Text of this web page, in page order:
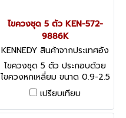
ไขควงชุด 5 ตัว KEN-572-
9886K
KENNEDY สินค้าจากประเทศอัง
กฤษ-1
ไขควงชุด 5 ตัว ประกอบด้วย
ไขควงหกเหลี่ยม ขนาด 0.9-2.5
มม. Kennedy Jeweller's &
Watchmaker's Tool Sets,
Alloy Steel Blades - 5
เปรียบเทียบ